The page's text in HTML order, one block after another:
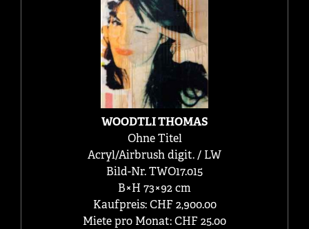
WOODTLI THOMAS
Ohne Titel
Acryl/Airbrush digit. / LW
Bild-Nr. TWO17.015
B×H 73×92 cm
Kaufpreis: CHF 2,900.00
Miete pro Monat: CHF 25.00